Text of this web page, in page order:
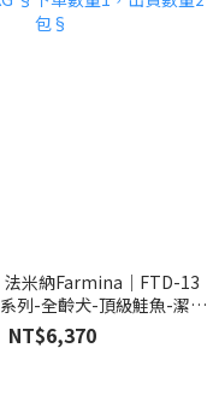
法米納Farmina｜FTD-13
列-全齡犬-頂級鮭魚-潔牙
單數量1，出貨數量2包§
NT$6,370